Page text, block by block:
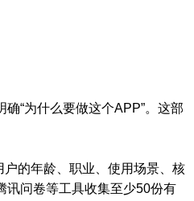
“为什么要做这个APP”。这部
的年龄、职业、使用场景、核
讯问卷等工具收集至少50份有